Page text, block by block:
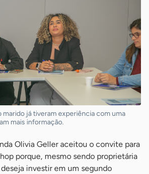
marido já tiveram experiência com uma
mais informação.
Olivia Geller aceitou o convite para
porque, mesmo sendo proprietária
investir em um segundo